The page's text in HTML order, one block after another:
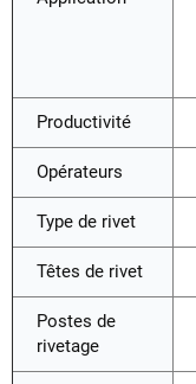
Productivité
Opérateurs
Type de rivet
Têtes de rivet
Postes de
rivetage